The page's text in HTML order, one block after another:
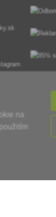
na